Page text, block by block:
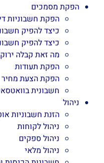
הפקת מסמכים
הפקת חשבוניות
כיצד להפיק
כיצד להפיק
מה זאת קבלה
הפקת תעודות
הפקת הצעת מחיר
חשבונית
ניהול
הזנת חשבוניות
ניהול לקוחות
ניהול ספקים
ניהול מלאי